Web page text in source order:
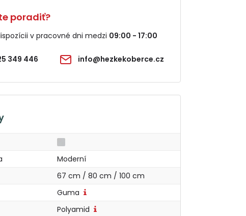
poradiť?
v pracovné dni medzi 09:00 - 17:00
349 446 info@hezkekoberce.cz
Moderní
67 cm / 80 cm / 100 cm
Guma
Polyamid